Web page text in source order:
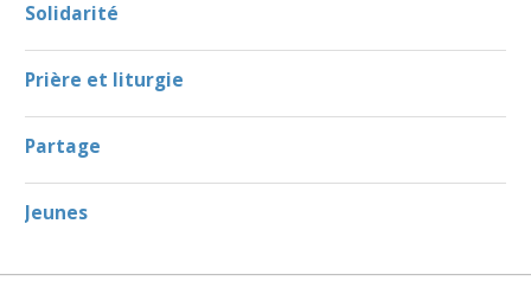
Solidarité
Prière et liturgie
Partage
Jeunes